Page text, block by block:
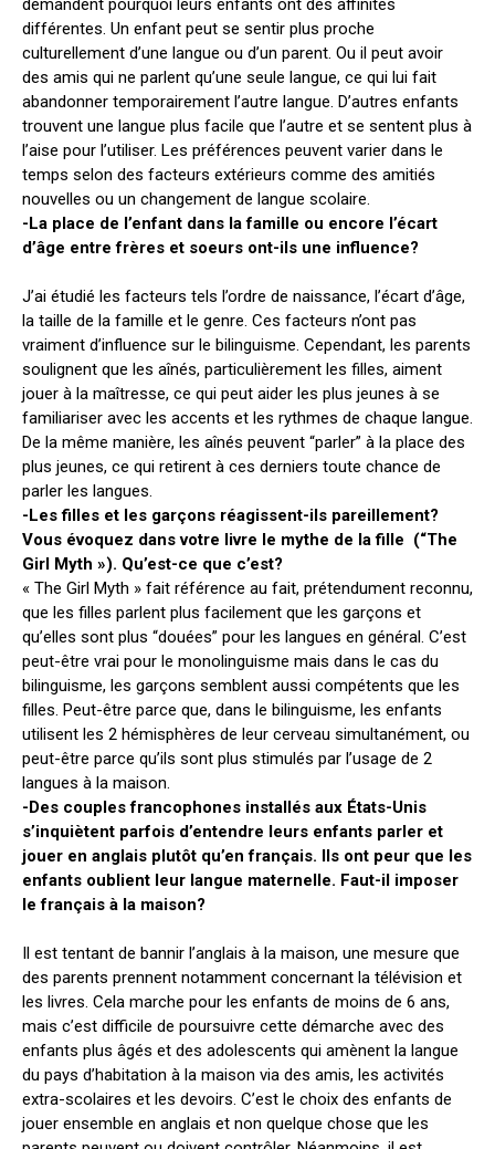
demandent pourquoi leurs enfants ont des affinités
différentes. Un enfant peut se sentir plus proche
culturellement d’une langue ou d’un parent. Ou il peut avoir
des amis qui ne parlent qu’une seule langue, ce qui lui fait
abandonner temporairement l’autre langue. D’autres enfants
trouvent une langue plus facile que l’autre et se sentent plus à
l’aise pour l’utiliser. Les préférences peuvent varier dans le
temps selon des facteurs extérieurs comme des amitiés
nouvelles ou un changement de langue scolaire.
-La place de l’enfant dans la famille ou encore l’écart
d’âge entre frères et soeurs ont-ils une influence?
J’ai étudié les facteurs tels l’ordre de naissance, l’écart d’âge,
la taille de la famille et le genre. Ces facteurs n’ont pas
vraiment d’influence sur le bilinguisme. Cependant, les parents
soulignent que les aînés, particulièrement les filles, aiment
jouer à la maîtresse, ce qui peut aider les plus jeunes à se
familiariser avec les accents et les rythmes de chaque langue.
De la même manière, les aînés peuvent “parler” à la place des
plus jeunes, ce qui retirent à ces derniers toute chance de
parler les langues.
-Les filles et les garçons réagissent-ils pareillement?
Vous évoquez dans votre livre le mythe de la fille (“The
Girl Myth »). Qu’est-ce que c’est?
« The Girl Myth » fait référence au fait, prétendument reconnu,
que les filles parlent plus facilement que les garçons et
qu’elles sont plus “douées” pour les langues en général. C’est
peut-être vrai pour le monolinguisme mais dans le cas du
bilinguisme, les garçons semblent aussi compétents que les
filles. Peut-être parce que, dans le bilinguisme, les enfants
utilisent les 2 hémisphères de leur cerveau simultanément, ou
peut-être parce qu’ils sont plus stimulés par l’usage de 2
langues à la maison.
-Des couples francophones installés aux États-Unis
s’inquiètent parfois d’entendre leurs enfants parler et
jouer en anglais plutôt qu’en français. Ils ont peur que les
enfants oublient leur langue maternelle. Faut-il imposer
le français à la maison?
Il est tentant de bannir l’anglais à la maison, une mesure que
des parents prennent notamment concernant la télévision et
les livres. Cela marche pour les enfants de moins de 6 ans,
mais c’est difficile de poursuivre cette démarche avec des
enfants plus âgés et des adolescents qui amènent la langue
du pays d’habitation à la maison via des amis, les activités
extra-scolaires et les devoirs. C’est le choix des enfants de
jouer ensemble en anglais et non quelque chose que les